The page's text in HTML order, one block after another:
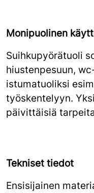
Monipuolinen
Suihkupyörätuoli
hiustenpesuun,
istumatuoliksi
työskentelyyn.
päivittäisiä
Tekniset tiedot
Ensisijainen